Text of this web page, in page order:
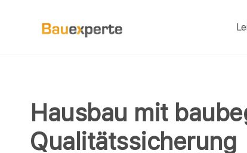
Hausbau mit
Qualitätssicherung